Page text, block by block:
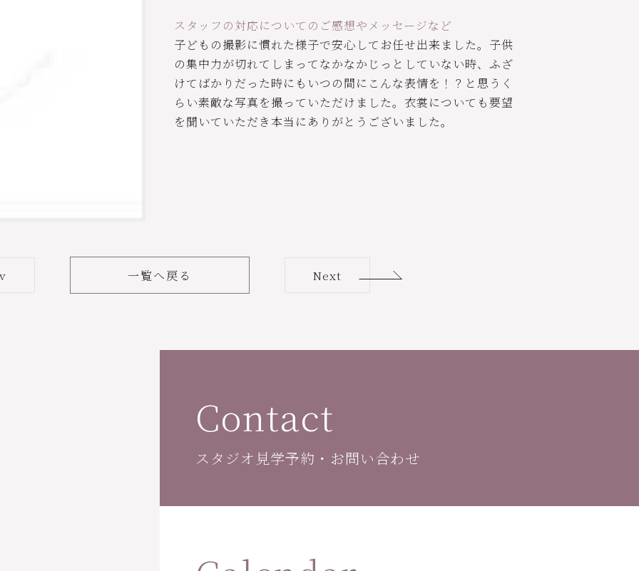
スタッフの対応についてのご感想やメッセージなど
子どもの撮影に慣れた様子で安心してお任せ出来ました。子供
の集中力が切れてしまってなかなかじっとしていない時、ふざ
けてばかりだった時にもいつの間にこんな表情を！？と思うく
らい素敵な写真を撮っていただけました。衣裳についても要望
を聞いていただき本当にありがとうございました。
一覧へ戻る Next
Contact
スタジオ見学予約・お問い合わせ